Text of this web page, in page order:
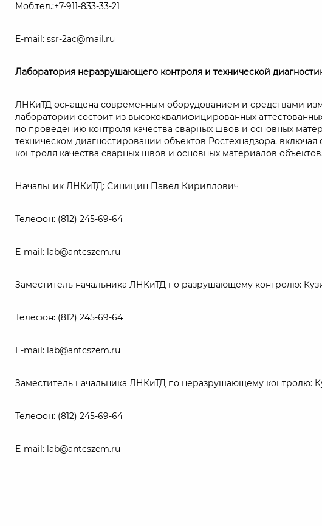
Моб.тел.:+7-911-833-33-21
E-mail: ssr-2ac@mail.ru
Лаборатория неразрушающего контроля и технической
ЛНКиТД оснащена современным оборудованием и средствами
лаборатории состоит из высококвалифицированных
по проведению контроля качества сварных швов и основных
техническом диагностировании объектов Ростехнадзора,
контроля качества сварных швов и основных материалов
Начальник ЛНКиТД: Синицин Павел Кириллович
Телефон: (812) 245-69-64
E-mail: lab@antcszem.ru
Заместитель начальника ЛНКиТД по разрушающему контролю:
Телефон: (812) 245-69-64
E-mail: lab@antcszem.ru
Заместитель начальника ЛНКиТД по неразрушающему контролю:
Телефон: (812) 245-69-64
E-mail: lab@antcszem.ru